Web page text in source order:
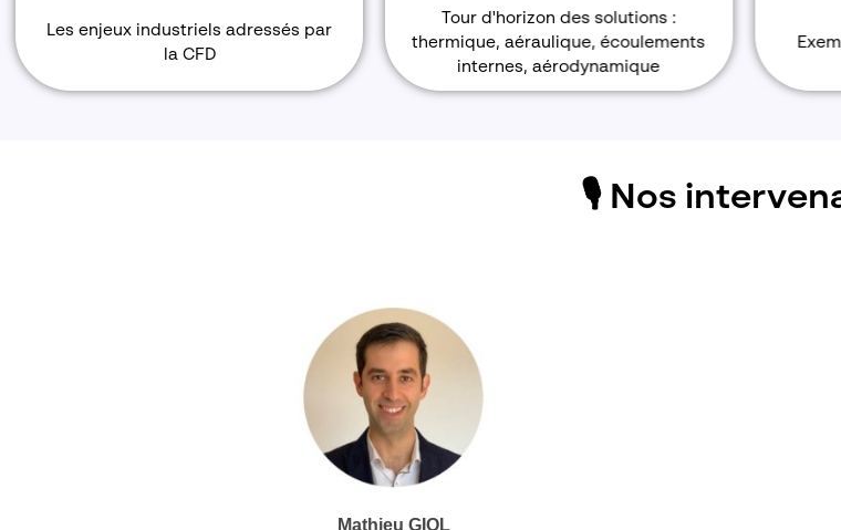
Les enjeux industriels adressés par
la CFD
Tour d'horizon des solutions :
thermique, aéraulique, écoulements
internes, aérodynamique
🎙️ Nos
Mathieu GIOL